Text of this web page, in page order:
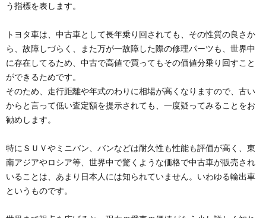
う指標を表します。
トヨタ車は、中古車として長年乗り回されても、その性質の良さか
ら、故障しづらく、また万が一故障した際の修理パーツも、世界中
に存在してるため、中古で高値で買ってもその価値分乗り回すこと
ができるためです。
そのため、走行距離や年式のわりに相場が高くなりますので、古い
からと言って低い査定額を提示されても、一度疑ってみることをお
勧めします。
特にＳＵＶやミニバン、バンなどは耐久性も性能も評価が高く、東
南アジアやロシア等、世界中で驚くような価格で中古車が販売され
いることは、あまり日本人には知られていません。いわゆる輸出車
というものです。